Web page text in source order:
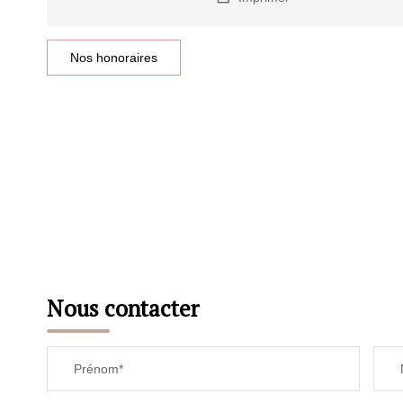
Nos honoraires
Nous contacter
Prénom*